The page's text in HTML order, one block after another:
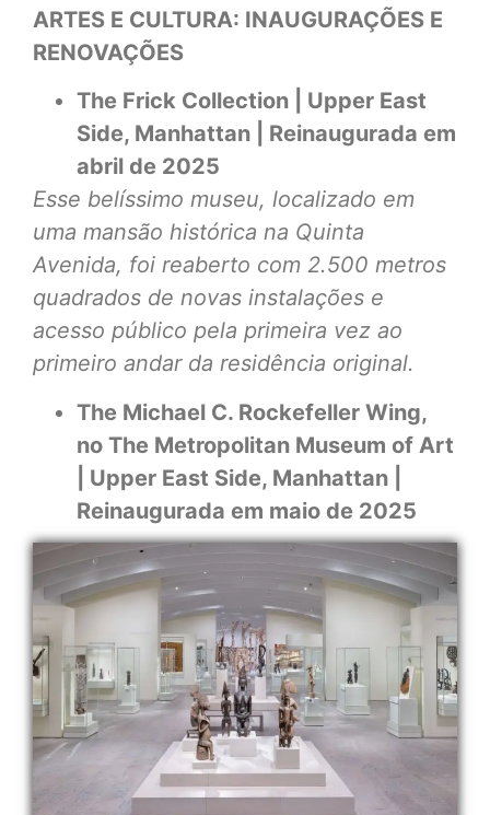
ARTES E CULTURA: INAUGURAÇÕES E
RENOVAÇÕES
The Frick Collection | Upper East
Side, Manhattan | Reinaugurada em
abril de 2025
Esse belíssimo museu, localizado em
uma mansão histórica na Quinta
Avenida, foi reaberto com 2.500 metros
quadrados de novas instalações e
acesso público pela primeira vez ao
primeiro andar da residência original.
The Michael C. Rockefeller Wing,
no The Metropolitan Museum of Art
| Upper East Side, Manhattan |
Reinaugurada em maio de 2025